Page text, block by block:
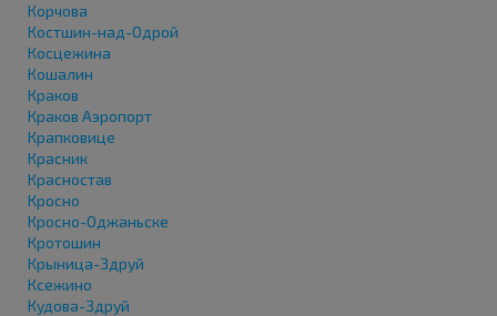
Корчова
Костшин-над-Одрой
Косцежина
Кошалин
Краков
Краков Аэропорт
Крапковице
Красник
Красностав
Кросно
Кросно-Оджаньске
Кротошин
Крыница-Здруй
Ксежино
Кудова-Здруй